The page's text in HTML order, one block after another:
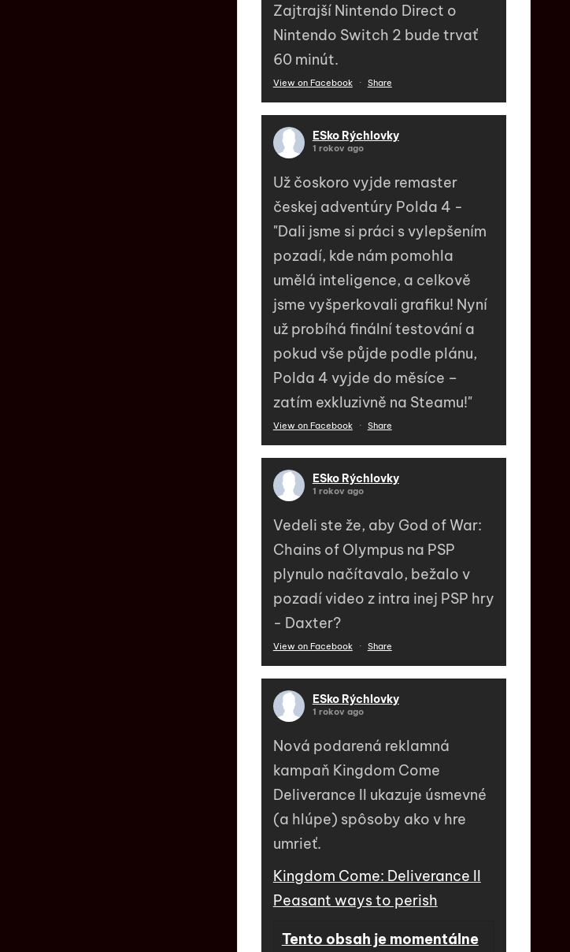
Zajtrajší Nintendo Direct o
Nintendo Switch 2 bude trvať
60 minút.
View on Facebook · Share
ESko Rýchlovky
1 rokov ago
Už čoskoro vyjde remaster
českej adventúry Polda 4 -
"Dali jsme si práci s vylepšením
pozadí, kde nám pomohla
umělá inteligence, a celkově
jsme vyšperkovali grafiku! Nyní
už probíhá finální testování a
pokud vše půjde podle plánu,
Polda 4 vyjde do měsíce –
zatím exkluzivně na Steamu!"
View on Facebook · Share
ESko Rýchlovky
1 rokov ago
Vedeli ste že, aby God of War:
Chains of Olympus na PSP
plynulo načítavalo, bežalo v
pozadí video z intra inej PSP hry
- Daxter?
View on Facebook · Share
ESko Rýchlovky
1 rokov ago
Nová podarená reklamná
kampaň Kingdom Come
Deliverance II ukazuje úsmevné
(a hlúpe) spôsoby ako v hre
umrieť.
Kingdom Come: Deliverance II
Peasant ways to perish
Tento obsah je momentálne